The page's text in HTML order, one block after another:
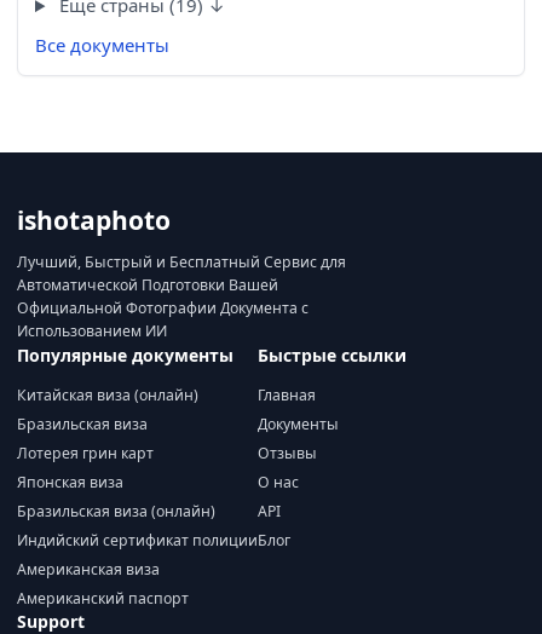
Ещё страны (19) ↓
Все документы
ishotaphoto
Лучший, Быстрый и Бесплатный Сервис для
Автоматической Подготовки Вашей
Официальной Фотографии Документа с
Использованием ИИ
Популярные документы
Китайская виза (онлайн)
Бразильская виза
Лотерея грин карт
Японская виза
Бразильская виза (онлайн)
Индийский сертификат полиции
Американская виза
Американский паспорт
Быстрые ссылки
Главная
Документы
Отзывы
О нас
API
Блог
Support